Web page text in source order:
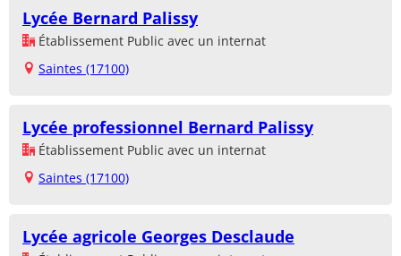
Lycée Bernard Palissy
Établissement Public avec un internat
Saintes (17100)
Lycée professionnel Bernard Palissy
Établissement Public avec un internat
Saintes (17100)
Lycée agricole Georges Desclaude